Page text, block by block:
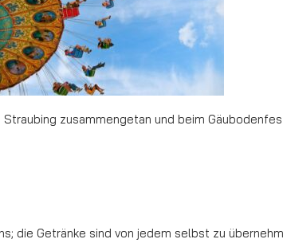
zusammengetan und beim
die Getränke sind von jedem selbst zu